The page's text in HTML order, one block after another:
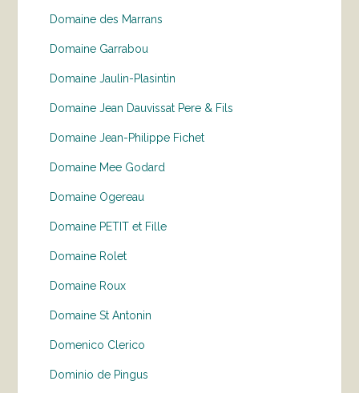
Domaine des Marrans
Domaine Garrabou
Domaine Jaulin-Plasintin
Domaine Jean Dauvissat Pere & Fils
Domaine Jean-Philippe Fichet
Domaine Mee Godard
Domaine Ogereau
Domaine PETIT et Fille
Domaine Rolet
Domaine Roux
Domaine St Antonin
Domenico Clerico
Dominio de Pingus